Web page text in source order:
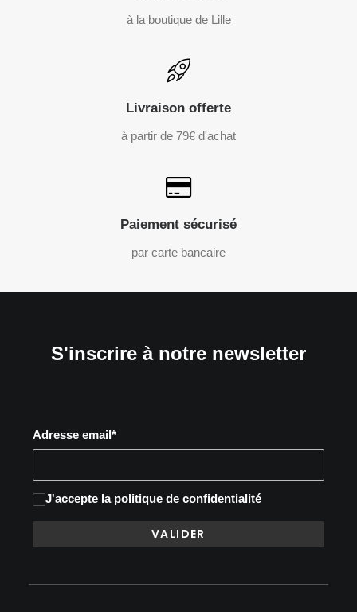
à la boutique de Lille
Livraison offerte
à partir de 79€ d'achat
Paiement sécurisé
par carte bancaire
S'inscrire à notre newsletter
Adresse email*
J'accepte la politique de confidentialité